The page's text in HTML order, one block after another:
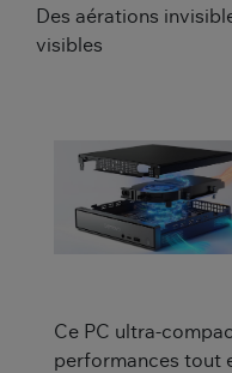
Des aérations
visibles
Ce PC ultra-
performances tout